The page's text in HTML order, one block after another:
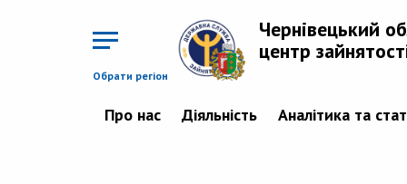
Обрати регіон
Чернівецький
центр
Про нас Діяльність Аналітика та